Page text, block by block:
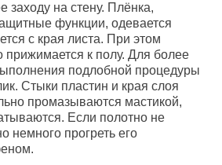
заходу на стену. Плёнка,
функции, одевается
с края листа. При этом
прижимается к полу. Для более
подлобной процедуры
Стыки пластин и края слоя
промазываются мастикой,
Если полотно не
немного прогреть его